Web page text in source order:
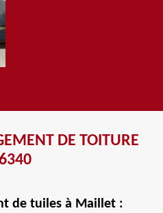
DE TOITURE
de tuiles à Maillet :